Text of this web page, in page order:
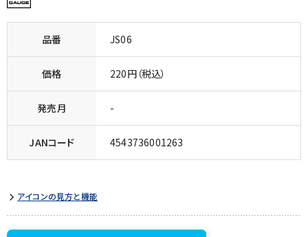
品番 JS06
価格 220円（税込）
発売月 -
JANコード 4543736001263
アイコンの見方と機能